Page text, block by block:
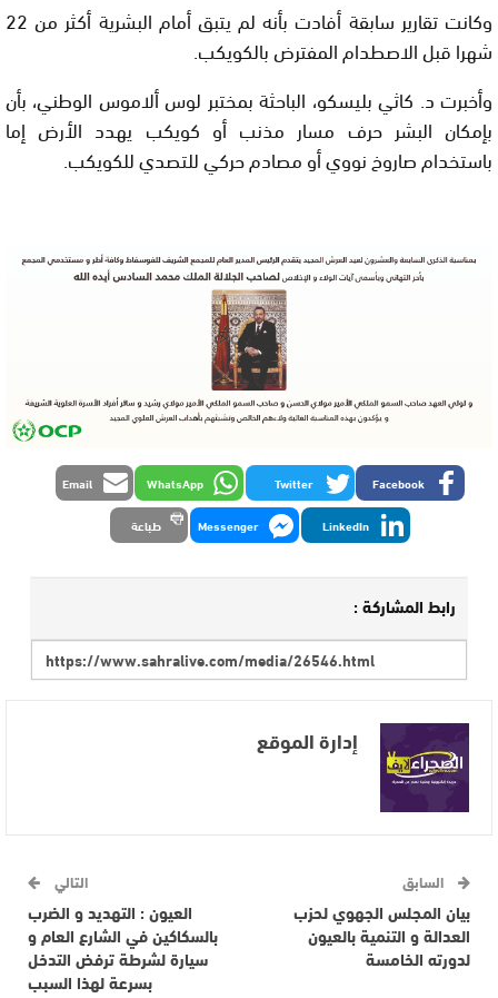
وكانت تقارير سابقة أفادت بأنه لم يتبق أمام البشرية أكثر من 22
شهرا قبل الاصطدام المفترض بالكويكب.
وأخبرت د. كاثي بليسكو، الباحثة بمختبر لوس ألاموس الوطني، بأن
بإمكان البشر حرف مسار مذنب أو كويكب يهدد الأرض إما
باستخدام صاروخ نووي أو مصادم حركي للتصدي للكويكب.
Facebook
Twitter
WhatsApp
Email
LinkedIn
Messenger طباعة
رابط المشاركة :
إدارة الموقع
السابق
بيان المجلس الجهوي لحزب
العدالة و التنمية بالعيون
لدورته الخامسة
التالي
العيون : التهديد و الضرب
بالسكاكين في الشارع العام و
سيارة لشرطة ترفض التدخل
بسرعة لهذا السبب